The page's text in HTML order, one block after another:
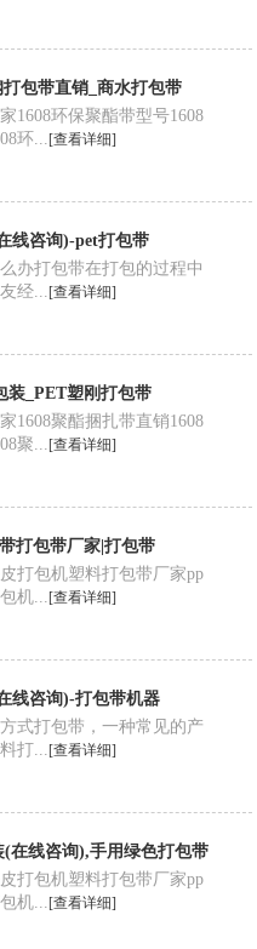
包带直销_商水打包带
1608环保聚酯带型号1608
环...[查看详细]
线咨询)-pet打包带
办打包带在打包的过程中
经...[查看详细]
装_PET塑刚打包带
1608聚酯捆扎带直销1608
聚...[查看详细]
打包带厂家|打包带
打包机塑料打包带厂家pp
机...[查看详细]
线咨询)-打包带机器
式打包带，一种常见的产
打...[查看详细]
在线咨询),手用绿色打包带
打包机塑料打包带厂家pp
机...[查看详细]